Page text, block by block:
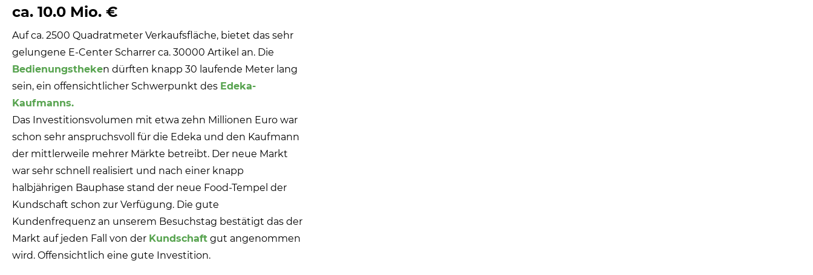
ca. 10.0 Mio. €
Auf ca. 2500 Quadrat­meter Verkaufsfläche, bietet das sehr
gelungene E-Center Scharrer ca. 30000 Artikel an. Die
Bedienungstheken dürften knapp 30 laufende Meter lang
sein, ein offensichtlicher Schwerpunkt des Edeka-
Kaufmanns.
Das Investitionsvolumen mit etwa zehn Millionen Euro war
schon sehr anspruchsvoll für die Edeka und den Kaufmann
der mittlerweile mehrer Märkte betreibt. Der neue Markt
war sehr schnell realisiert und nach einer knapp
halbjährigen Bauphase stand der neue Food-Tempel der
Kundschaft schon zur Verfügung. Die gute
Kundenfrequenz an unserem Besuchstag bestätigt das der
Markt auf jeden Fall von der Kundschaft gut angenommen
wird. Offensichtlich eine gute Investition.